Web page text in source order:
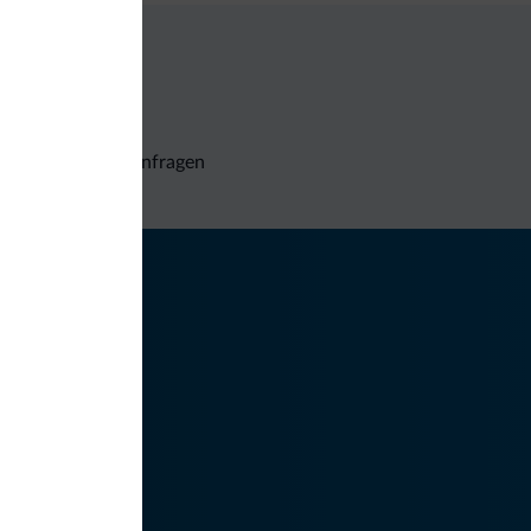
Unverbindliche Anfragen